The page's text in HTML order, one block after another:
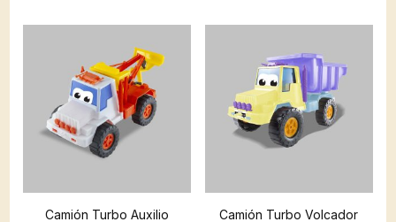
Camión Turbo Auxilio Camión Turbo Volcador